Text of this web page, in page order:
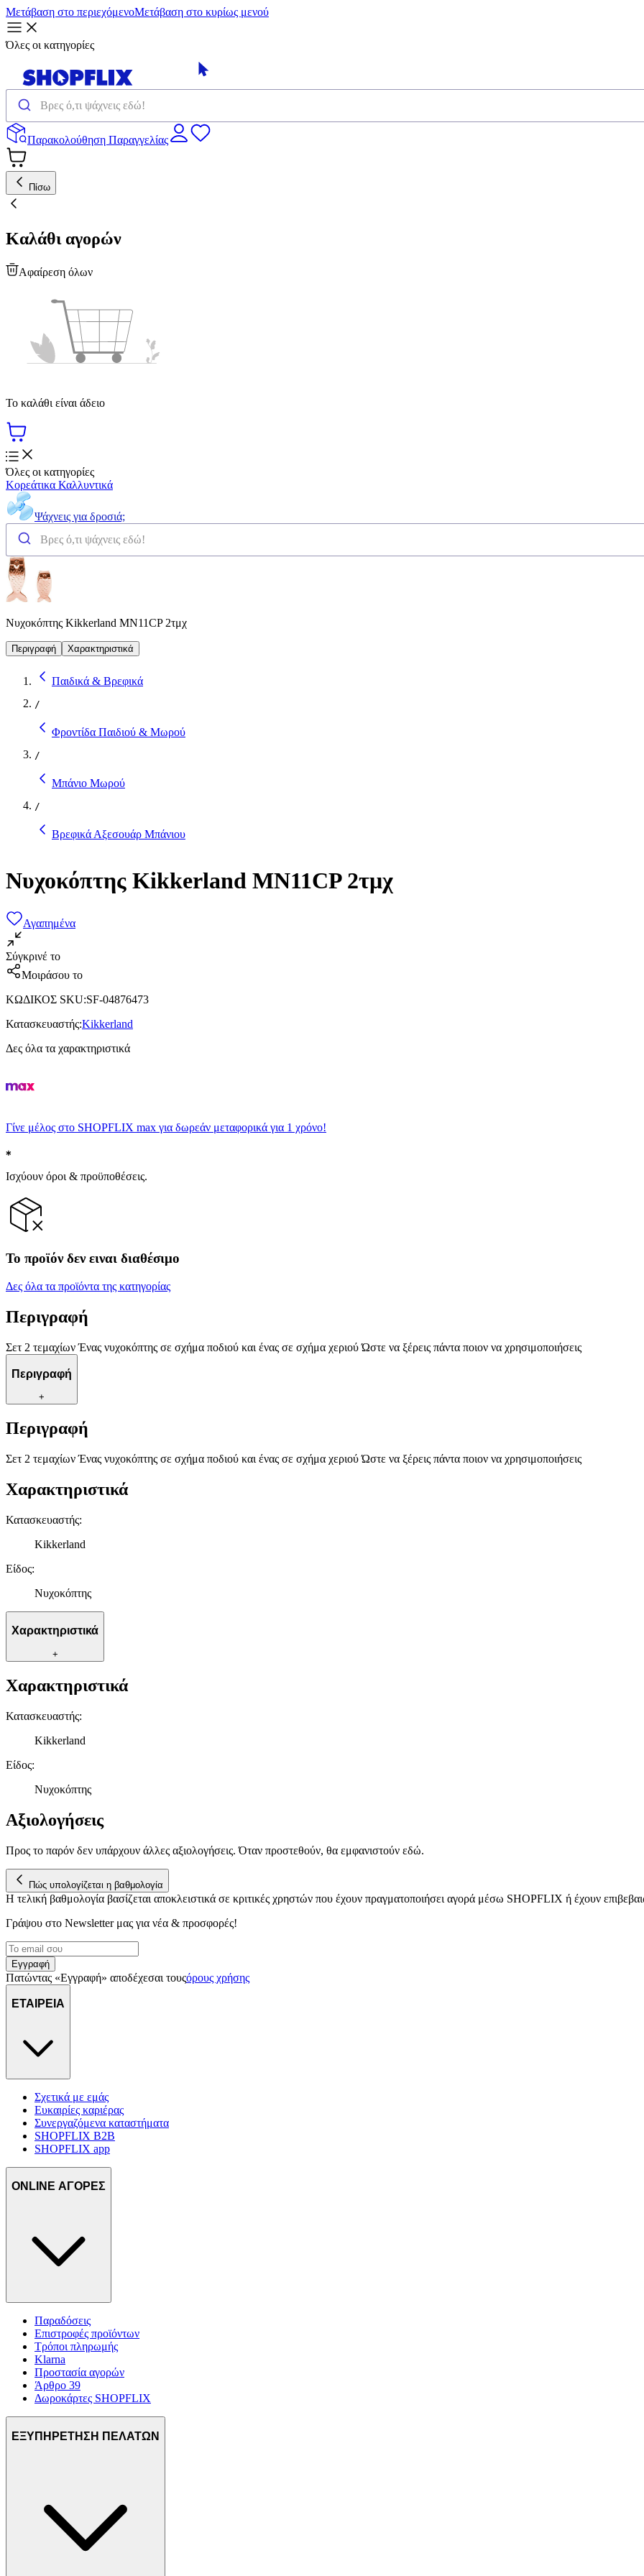
Μετάβαση στο περιεχόμενοΜετάβαση στο κυρίως μενού
Όλες οι κατηγορίες
Παρακολούθηση Παραγγελίας
Πίσω
Καλάθι αγορών
Αφαίρεση όλων
Το καλάθι είναι άδειο
Όλες οι κατηγορίες
Κορεάτικα Καλλυντικά
Ψάχνεις για δροσιά;
Νυχοκόπτης Kikkerland MN11CP 2τμχ
Περιγραφή Χαρακτηριστικά
Παιδικά & Βρεφικά
/
Φροντίδα Παιδιού & Μωρού
/
Μπάνιο Μωρού
/
Βρεφικά Αξεσουάρ Μπάνιου
Νυχοκόπτης Kikkerland MN11CP 2τμχ
Αγαπημένα
Σύγκρινέ το
Μοιράσου το
ΚΩΔΙΚΟΣ SKU:SF-04876473
Κατασκευαστής:Kikkerland
Δες όλα τα χαρακτηριστικά
Γίνε μέλος στο SHOPFLIX max για δωρεάν μεταφορικά για 1 χρόνο!
Ισχύουν όροι & προϋποθέσεις.
Το προϊόν δεν ειναι διαθέσιμο
Δες όλα τα προϊόντα της κατηγορίας
Περιγραφή
Σετ 2 τεμαχίων Ένας νυχοκόπτης σε σχήμα ποδιού και ένας σε σχήμα χεριού Ώστε να ξέρεις πάντα ποιον να χρησιμοποιήσεις
Περιγραφή
+
Περιγραφή
Σετ 2 τεμαχίων Ένας νυχοκόπτης σε σχήμα ποδιού και ένας σε σχήμα χεριού Ώστε να ξέρεις πάντα ποιον να χρησιμοποιήσεις
Χαρακτηριστικά
Κατασκευαστής:
Kikkerland
Είδος:
Νυχοκόπτης
Χαρακτηριστικά
+
Χαρακτηριστικά
Κατασκευαστής:
Kikkerland
Είδος:
Νυχοκόπτης
Αξιολογήσεις
Προς το παρόν δεν υπάρχουν άλλες αξιολογήσεις. Όταν προστεθούν, θα εμφανιστούν εδώ.
Πώς υπολογίζεται η βαθμολογία
Η τελική βαθμολογία βασίζεται αποκλειστικά σε κριτικές χρηστών που έχουν πραγματοποιήσει αγορά μέσω SHOPFLIX ή έχουν
Γράψου στο Νewsletter μας για νέα & προσφορές!
Εγγραφή
Πατώντας «Εγγραφή» αποδέχεσαι τουςόρους χρήσης
ΕΤΑΙΡΕΙΑ
Σχετικά με εμάς
Ευκαιρίες καριέρας
Συνεργαζόμενα καταστήματα
SHOPFLIX B2B
SHOPFLIX app
ONLINE ΑΓΟΡΕΣ
Παραδόσεις
Επιστροφές προϊόντων
Τρόποι πληρωμής
Klarna
Προστασία αγορών
Άρθρο 39
Δωροκάρτες SHOPFLIX
ΕΞΥΠΗΡΕΤΗΣΗ ΠΕΛΑΤΩΝ